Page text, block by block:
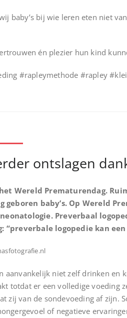
baby’s bij wie leren eten niet
én plezier hun kind
#rapleymethode #rapley
ontslagen
Wereld Prematurendag.
geboren baby’s. Op Wereld
Preverbaal
“preverbale logopedie kan
aanvankelijk niet zelf drinken en
totdat er een volledige
zij van de sondevoeding af
of negatieve